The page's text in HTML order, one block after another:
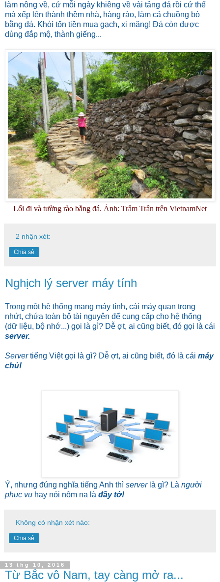
làm nông về, cứ mỗi ngày khiêng về vài tảng đá rồi cứ thế
mà xếp lên thành thềm nhà, hàng rào, làm cả chuồng bò
bằng đá. Khỏi tốn tiền mua gạch, xi măng! Đá còn được
dùng đắp mộ, thành giếng...
Lối đi và tường rào bằng đá. Ảnh: Trâm Trân trên VietnamNet
2 nhận xét:
Chia sẻ
Nghịch lý server máy tính
Trong một hệ thống mạng máy tính, cái máy quan trọng
nhứt, chứa toàn bộ tài nguyên để cung cấp cho hệ thống
(dữ liệu, bộ nhớ...) gọi là gì? Dễ ợt, ai cũng biết, đó gọi là cái
server.
Servertiếng Việt gọi là gì? Dễ ợt, ai cũng biết, đó là cái máy
chủ!
Ý, nhưng đúng nghĩa tiếng Anh thì server là gì? Là người
phục vụ hay nói nôm na là đầy tớ!
Không có nhận xét nào:
Chia sẻ
13 thg 10, 2016
Từ Bắc vô Nam, tay càng mở ra...